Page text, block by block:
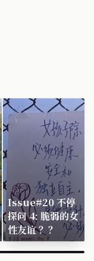
Issue#20 不停
探问 4: 脆弱的女
性友谊 ？？